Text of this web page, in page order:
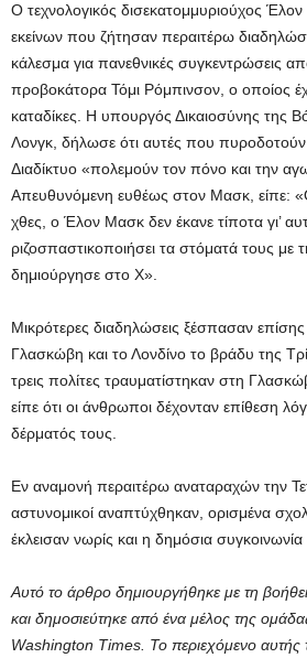
Ο τεχνολογικός δισεκατομμυριούχος
εκείνων που ζήτησαν περαιτέρω
κάλεσμα για πανεθνικές συγκεντρώσεις
προβοκάτορα Τόμι Ρόμπινσον, ο οποίος
καταδίκες. Η υπουργός Δικαιοσύνης της
Λονγκ, δήλωσε ότι αυτές που πυροδοτούν
Διαδίκτυο «πολεμούν τον πόνο και την
Απευθυνόμενη ευθέως στον Μασκ, είπε:
χθες, ο Έλον Μασκ δεν έκανε τίποτα γι’
ριζοσπαστικοποιήσει τα στόματά τους με
δημιούργησε στο X».
Μικρότερες διαδηλώσεις ξέσπασαν
Γλασκώβη και το Λονδίνο το βράδυ της
τρεις πολίτες τραυματίστηκαν στη
είπε ότι οι άνθρωποι δέχονταν επίθεση
δέρματός τους.
Εν αναμονή περαιτέρω αναταραχών την
αστυνομικοί αναπτύχθηκαν, ορισμένα
έκλεισαν νωρίς και η δημόσια
Αυτό το άρθρο δημιουργήθηκε με τη
και δημοσιεύτηκε από ένα μέλος της
Washington Times. Το περιεχόμενο αυτής